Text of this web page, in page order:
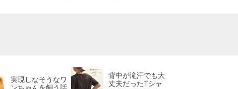
実現しなそうなワ
背中が滝汗でも大
丈夫だったTシャ